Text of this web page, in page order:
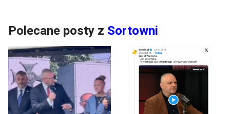
Polecane posty z Sortowni